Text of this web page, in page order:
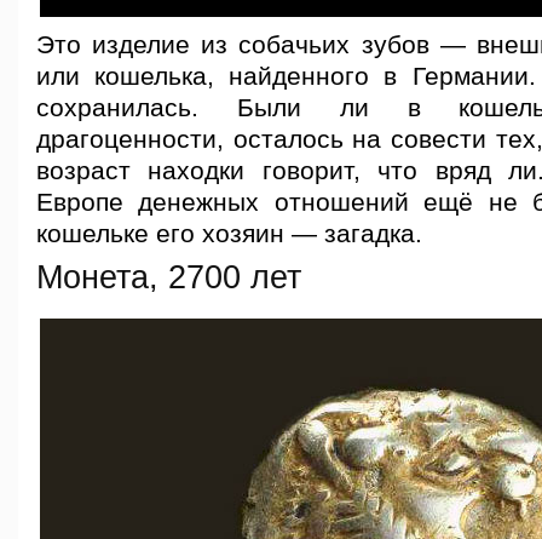
Это изделие из собачьих зубов —
или кошелька, найденного в
сохранилась. Были ли в
драгоценности, осталось на совести
возраст находки говорит, что вряд
Европе денежных отношений ещё не
кошельке его хозяин — загадка.
Монета, 2700 лет